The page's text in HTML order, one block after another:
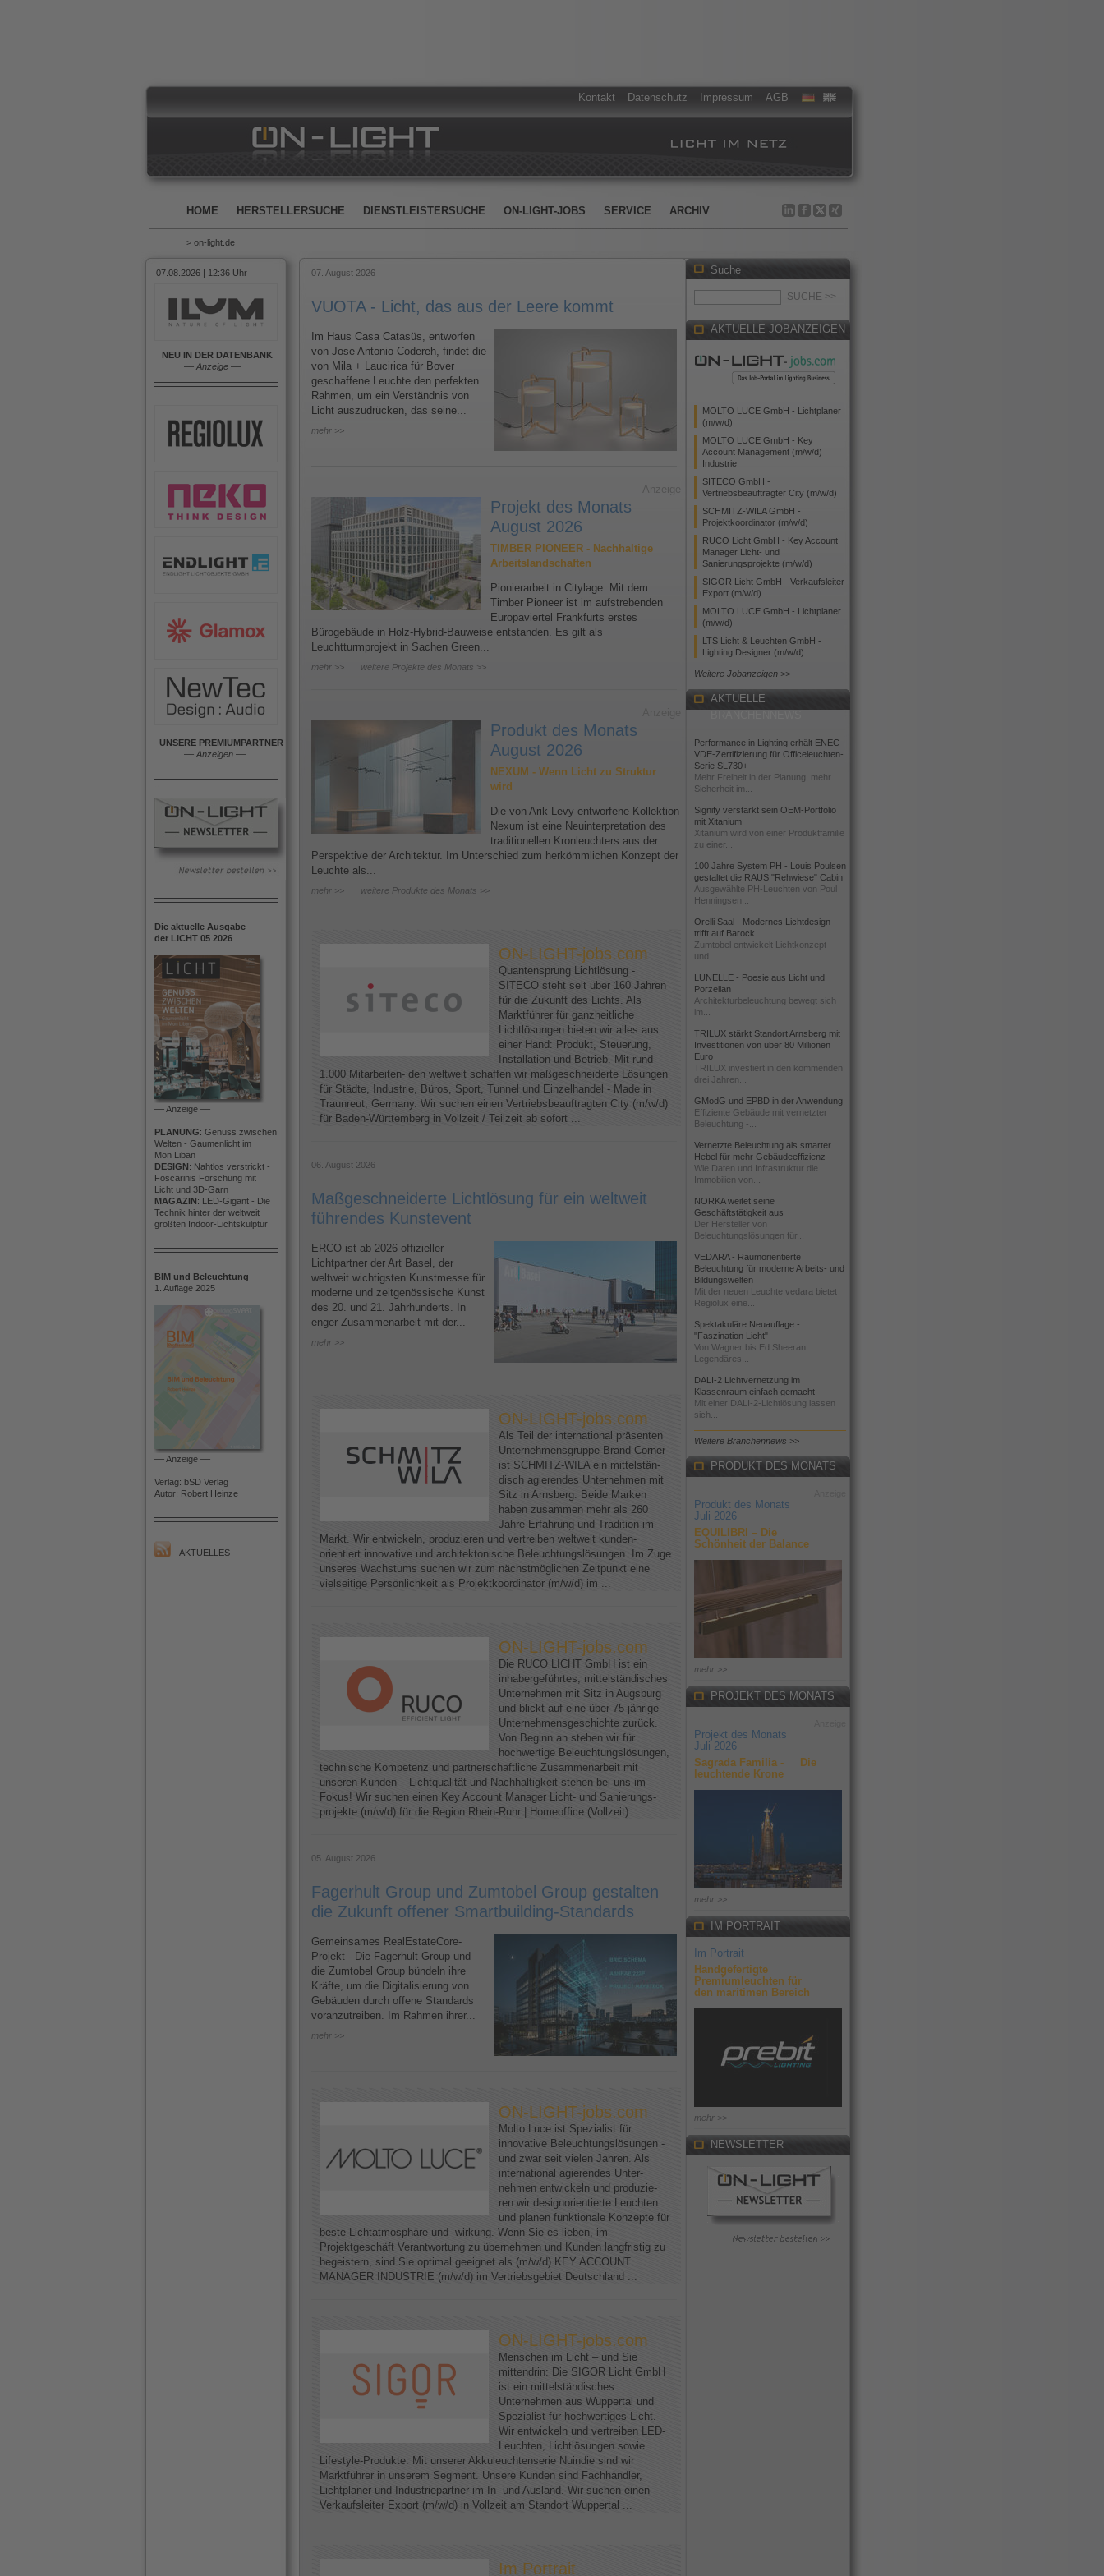
Kontakt Datenschutz Impressum AGB
HOME HERSTELLERSUCHE DIENSTLEISTERSUCHE ON-LIGHT-JOBS SERVICE ARCHIV
> on-light.de
07.08.2026 | 12:36 Uhr
NEU IN DER DATENBANK
–– Anzeige ––
UNSERE PREMIUMPARTNER
–– Anzeigen ––
Die aktuelle Ausgabe
der LICHT 05 2026
–– Anzeige ––
PLANUNG: Genuss zwischen
Welten - Gaumenlicht im
Mon Liban
DESIGN: Nahtlos verstrickt -
Foscarinis Forschung mit
Licht und 3D-Garn
MAGAZIN: LED-Gigant - Die
Technik hinter der weltweit
größten Indoor-Lichtskulptur
BIM und Beleuchtung
1. Auflage 2025
–– Anzeige ––
Verlag: bSD Verlag
Autor: Robert Heinze
AKTUELLES
07. August 2026
VUOTA - Licht, das aus der Leere kommt
Im Haus Casa Catasüs, entworfen
von Jose Antonio Codereh, findet die
von Mila + Laucirica für Bover
geschaffene Leuchte den perfekten
Rahmen, um ein Verständnis von
Licht auszudrücken, das seine...
mehr >>
Anzeige
Projekt des Monats
August 2026
TIMBER PIONEER - Nachhaltige
Arbeitslandschaften
Pionierarbeit in Citylage: Mit dem
Timber Pioneer ist im aufstrebenden
Europaviertel Frankfurts erstes
Bürogebäude in Holz-Hybrid-Bauweise entstanden. Es gilt als
Leuchtturmprojekt in Sachen Green...
mehr >> weitere Projekte des Monats >>
Produkt des Monats
August 2026
NEXUM - Wenn Licht zu Struktur
wird
Die von Arik Levy entworfene Kollektion
Nexum ist eine Neuinterpretation des
traditionellen Kronleuchters aus der
Perspektive der Architektur. Im Unterschied zum herkömmlichen Konzept der
Leuchte als...
mehr >> weitere Produkte des Monats >>
ON-LIGHT-jobs.com
Quantensprung Lichtlösung -
SITECO steht seit über 160 Jahren
für die Zukunft des Lichts. Als
Marktführer für ganzheitliche
Lichtlösungen bieten wir alles aus
einer Hand: Produkt, Steuerung,
Installation und Betrieb. Mit rund
1.000 Mitarbeiten- den weltweit schaffen wir maßgeschneiderte Lösungen
für Städte, Industrie, Büros, Sport, Tunnel und Einzelhandel - Made in
Traunreut, Germany. Wir suchen einen Vertriebsbeauftragten City (m/w/d)
für Baden-Württemberg in Vollzeit / Teilzeit ab sofort ...
06. August 2026
Maßgeschneiderte Lichtlösung für ein weltweit
führendes Kunstevent
ERCO ist ab 2026 offizieller
Lichtpartner der Art Basel, der
weltweit wichtigsten Kunstmesse für
moderne und zeitgenössische Kunst
des 20. und 21. Jahrhunderts. In
enger Zusammenarbeit mit der...
mehr >>
ON-LIGHT-jobs.com
Als Teil der international präsenten
Unternehmensgruppe Brand Corner
ist SCHMITZ-WILA ein mittelstän-
disch agierendes Unternehmen mit
Sitz in Arnsberg. Beide Marken
haben zusammen mehr als 260
Jahre Erfahrung und Tradition im
Markt. Wir entwickeln, produzieren und vertreiben weltweit kunden-
orientiert innovative und architektonische Beleuchtungslösungen. Im Zuge
unseres Wachstums suchen wir zum nächstmöglichen Zeitpunkt eine
vielseitige Persönlichkeit als Projektkoordinator (m/w/d) im ...
ON-LIGHT-jobs.com
Die RUCO LICHT GmbH ist ein
inhabergeführtes, mittelständisches
Unternehmen mit Sitz in Augsburg
und blickt auf eine über 75-jährige
Unternehmensgeschichte zurück.
Von Beginn an stehen wir für
hochwertige Beleuchtungslösungen,
technische Kompetenz und partnerschaftliche Zusammenarbeit mit
unseren Kunden – Lichtqualität und Nachhaltigkeit stehen bei uns im
Fokus! Wir suchen einen Key Account Manager Licht- und Sanierungs-
projekte (m/w/d) für die Region Rhein-Ruhr | Homeoffice (Vollzeit) ...
05. August 2026
Fagerhult Group und Zumtobel Group gestalten
die Zukunft offener Smartbuilding-Standards
Gemeinsames RealEstateCore-
Projekt - Die Fagerhult Group und
die Zumtobel Group bündeln ihre
Kräfte, um die Digitalisierung von
Gebäuden durch offene Standards
voranzutreiben. Im Rahmen ihrer...
mehr >>
ON-LIGHT-jobs.com
Molto Luce ist Spezialist für
innovative Beleuchtungslösungen -
und zwar seit vielen Jahren. Als
international agierendes Unter-
nehmen entwickeln und produzie-
ren wir designorientierte Leuchten
und planen funktionale Konzepte für
beste Lichtatmosphäre und -wirkung. Wenn Sie es lieben, im
Projektgeschäft Verantwortung zu übernehmen und Kunden langfristig zu
begeistern, sind Sie optimal geeignet als (m/w/d) KEY ACCOUNT
MANAGER INDUSTRIE (m/w/d) im Vertriebsgebiet Deutschland ...
ON-LIGHT-jobs.com
Menschen im Licht – und Sie
mittendrin: Die SIGOR Licht GmbH
ist ein mittelständisches
Unternehmen aus Wuppertal und
Spezialist für hochwertiges Licht.
Wir entwickeln und vertreiben LED-
Leuchten, Lichtlösungen sowie
Lifestyle-Produkte. Mit unserer Akkuleuchtenserie Nuindie sind wir
Marktführer in unserem Segment. Unsere Kunden sind Fachhändler,
Lichtplaner und Industriepartner im In- und Ausland. Wir suchen einen
Verkaufsleiter Export (m/w/d) in Vollzeit am Standort Wuppertal ...
Im Portrait
Suche
AKTUELLE JOBANZEIGEN
MOLTO LUCE GmbH - Lichtplaner
(m/w/d)
MOLTO LUCE GmbH - Key
Account Management (m/w/d)
Industrie
SITECO GmbH -
Vertriebsbeauftragter City (m/w/d)
SCHMITZ-WILA GmbH -
Projektkoordinator (m/w/d)
RUCO Licht GmbH - Key Account
Manager Licht- und
Sanierungsprojekte (m/w/d)
SIGOR Licht GmbH - Verkaufsleiter
Export (m/w/d)
MOLTO LUCE GmbH - Lichtplaner
(m/w/d)
LTS Licht & Leuchten GmbH -
Lighting Designer (m/w/d)
Weitere Jobanzeigen >>
AKTUELLE
Performance in Lighting erhält ENEC-
VDE-Zertifizierung für Officeleuchten-
Serie SL730+
Mehr Freiheit in der Planung, mehr
Sicherheit im...
Signify verstärkt sein OEM-Portfolio
mit Xitanium
Xitanium wird von einer Produktfamilie
zu einer...
100 Jahre System PH - Louis Poulsen
gestaltet die RAUS "Rehwiese" Cabin
Ausgewählte PH-Leuchten von Poul
Henningsen...
Orelli Saal - Modernes Lichtdesign
trifft auf Barock
Zumtobel entwickelt Lichtkonzept
und...
LUNELLE - Poesie aus Licht und
Porzellan
Architekturbeleuchtung bewegt sich
im...
TRILUX stärkt Standort Arnsberg mit
Investitionen von über 80 Millionen
Euro
TRILUX investiert in den kommenden
drei Jahren...
GModG und EPBD in der Anwendung
Effiziente Gebäude mit vernetzter
Beleuchtung -...
Vernetzte Beleuchtung als smarter
Hebel für mehr Gebäudeeffizienz
Wie Daten und Infrastruktur die
Immobilien von...
NORKA weitet seine
Geschäftstätigkeit aus
Der Hersteller von
Beleuchtungslösungen für...
VEDARA - Raumorientierte
Beleuchtung für moderne Arbeits- und
Bildungswelten
Mit der neuen Leuchte vedara bietet
Regiolux eine...
Spektakuläre Neuauflage -
"Faszination Licht"
Von Wagner bis Ed Sheeran:
Legendäres...
DALI-2 Lichtvernetzung im
Klassenraum einfach gemacht
Mit einer DALI-2-Lichtlösung lassen
sich...
Weitere Branchennews >>
PRODUKT DES MONATS
Produkt des Monats
Juli 2026
EQUILIBRI – Die
Schönheit der Balance
mehr >>
PROJEKT DES MONATS
Projekt des Monats
Juli 2026
Sagrada Familia - Die
leuchtende Krone
mehr >>
IM PORTRAIT
Im Portrait
Handgefertigte
Premiumleuchten für
den maritimen Bereich
mehr >>
NEWSLETTER